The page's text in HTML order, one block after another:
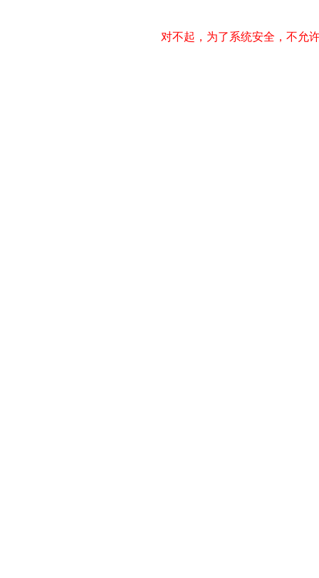
对不起，为了系统安全，不允